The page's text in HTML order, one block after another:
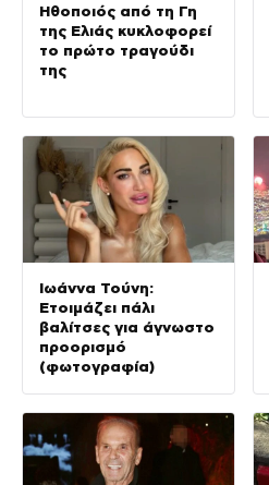
Ηθοποιός από τη Γη
της Ελιάς κυκλοφορεί
το πρώτο τραγούδι
της
Ιωάννα Τούνη:
Ετοιμάζει πάλι
βαλίτσες για άγνωστο
προορισμό
(φωτογραφία)